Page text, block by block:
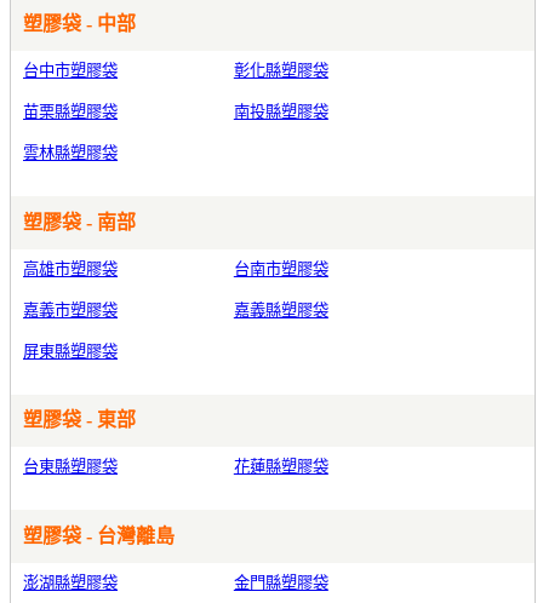
塑膠袋 - 中部
台中市塑膠袋 彰化縣塑膠袋
苗栗縣塑膠袋 南投縣塑膠袋
雲林縣塑膠袋
塑膠袋 - 南部
高雄市塑膠袋 台南市塑膠袋
嘉義市塑膠袋 嘉義縣塑膠袋
屏東縣塑膠袋
塑膠袋 - 東部
台東縣塑膠袋 花蓮縣塑膠袋
塑膠袋 - 台灣離島
澎湖縣塑膠袋 金門縣塑膠袋